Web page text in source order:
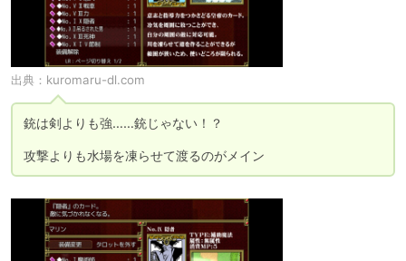
出典： kuromaru-dl.com
銃は剣よりも強……銃じゃない！？
攻撃よりも水場を凍らせて渡るのがメイン